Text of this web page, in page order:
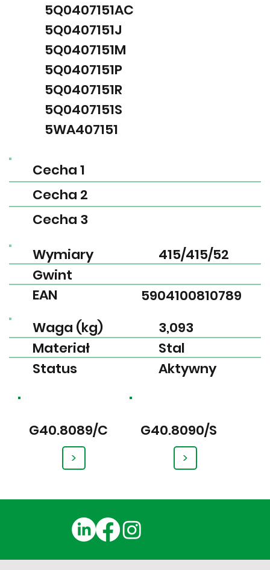
G40.8089/C
>
G40.8090/S
>
EAN
Gwint
Wymiary
5904100810789
415/415/52
Waga (kg)
Materiał
Status
3,093
Stal
Aktywny
Cecha 1
Cecha 2
Cecha 3
5Q0407151AC
5Q0407151J
5Q0407151M
5Q0407151P
5Q0407151R
5Q0407151S
5WA407151